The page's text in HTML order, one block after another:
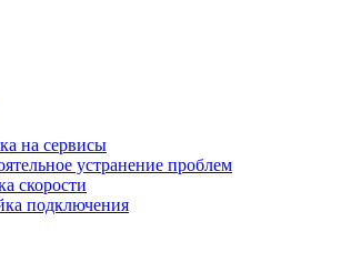
на сервисы
устранение проблем
скорости
подключения